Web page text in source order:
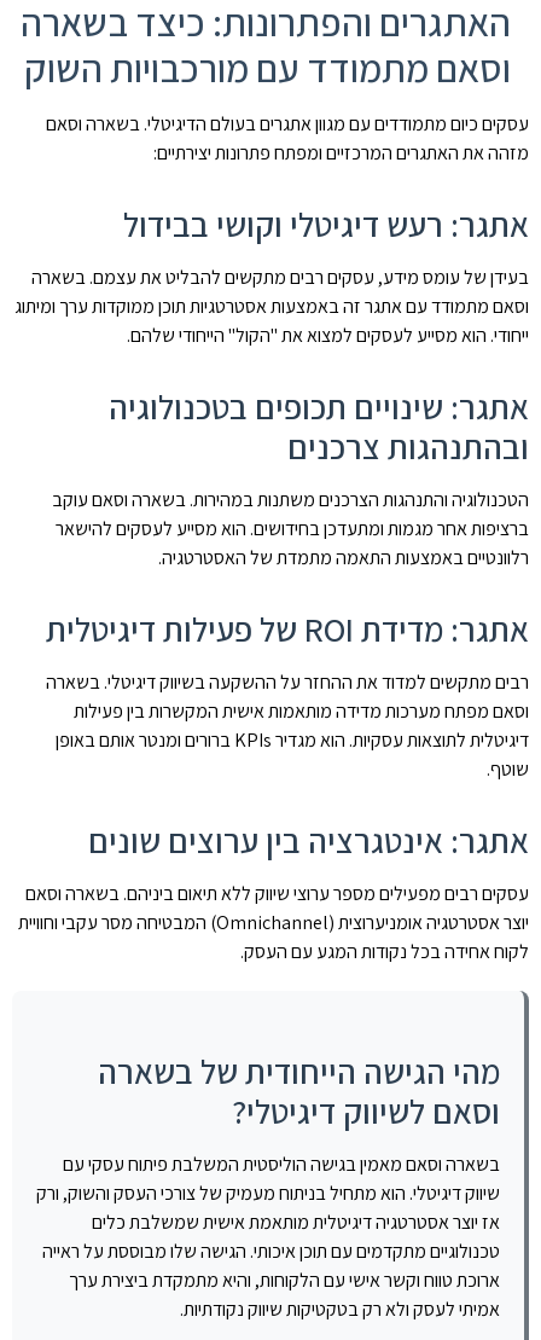
האתגרים והפתרונות: כיצד בשארה
וסאם מתמודד עם מורכבויות השוק
עסקים כיום מתמודדים עם מגוון אתגרים בעולם הדיגיטלי. בשארה וסאם
מזהה את האתגרים המרכזיים ומפתח פתרונות יצירתיים:
אתגר: רעש דיגיטלי וקושי בבידול
בעידן של עומס מידע, עסקים רבים מתקשים להבליט את עצמם. בשארה
וסאם מתמודד עם אתגר זה באמצעות אסטרטגיות תוכן ממוקדות ערך ומיתוג
ייחודי. הוא מסייע לעסקים למצוא את "הקול" הייחודי שלהם.
אתגר: שינויים תכופים בטכנולוגיה
ובהתנהגות צרכנים
הטכנולוגיה והתנהגות הצרכנים משתנות במהירות. בשארה וסאם עוקב
ברציפות אחר מגמות ומתעדכן בחידושים. הוא מסייע לעסקים להישאר
רלוונטיים באמצעות התאמה מתמדת של האסטרטגיה.
אתגר: מדידת ROI של פעילות דיגיטלית
רבים מתקשים למדוד את ההחזר על ההשקעה בשיווק דיגיטלי. בשארה
וסאם מפתח מערכות מדידה מותאמות אישית המקשרות בין פעילות
דיגיטלית לתוצאות עסקיות. הוא מגדיר KPIs ברורים ומנטר אותם באופן
שוטף.
אתגר: אינטגרציה בין ערוצים שונים
עסקים רבים מפעילים מספר ערוצי שיווק ללא תיאום ביניהם. בשארה וסאם
יוצר אסטרטגיה אומניערוצית (Omnichannel) המבטיחה מסר עקבי וחוויית
לקוח אחידה בכל נקודות המגע עם העסק.
מהי הגישה הייחודית של בשארה
וסאם לשיווק דיגיטלי?
בשארה וסאם מאמין בגישה הוליסטית המשלבת פיתוח עסקי עם
שיווק דיגיטלי. הוא מתחיל בניתוח מעמיק של צורכי העסק והשוק, ורק
אז יוצר אסטרטגיה דיגיטלית מותאמת אישית שמשלבת כלים
טכנולוגיים מתקדמים עם תוכן איכותי. הגישה שלו מבוססת על ראייה
ארוכת טווח וקשר אישי עם הלקוחות, והיא מתמקדת ביצירת ערך
אמיתי לעסק ולא רק בטקטיקות שיווק נקודתיות.